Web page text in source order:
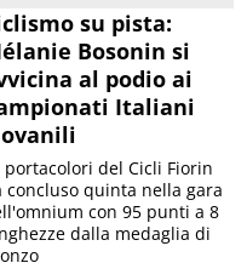
su pista:
Bosonin si
al podio ai
Italiani
portacolori del Cicli Fiorin
concluso quinta nella gara
con 95 punti a 8
dalla medaglia di